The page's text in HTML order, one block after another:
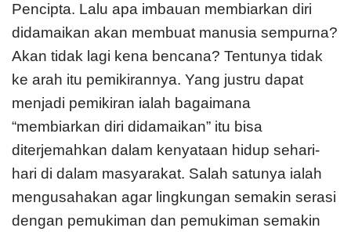
Pencipta. Lalu apa imbauan membiarkan diri
didamaikan akan membuat manusia sempurna?
Akan tidak lagi kena bencana? Tentunya tidak
ke arah itu pemikirannya. Yang justru dapat
menjadi pemikiran ialah bagaimana
“membiarkan diri didamaikan” itu bisa
diterjemahkan dalam kenyataan hidup sehari-
hari di dalam masyarakat. Salah satunya ialah
mengusahakan agar lingkungan semakin serasi
dengan pemukiman dan pemukiman semakin